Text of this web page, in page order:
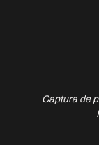
Captura de